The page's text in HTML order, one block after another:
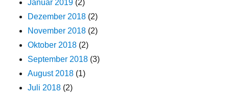
Januar 2019 (2)
Dezember 2018 (2)
November 2018 (2)
Oktober 2018 (2)
September 2018 (3)
August 2018 (1)
Juli 2018 (2)